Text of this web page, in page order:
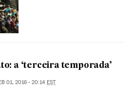
a ‘terceira temporada’
01, 2016 - 20:14 EST